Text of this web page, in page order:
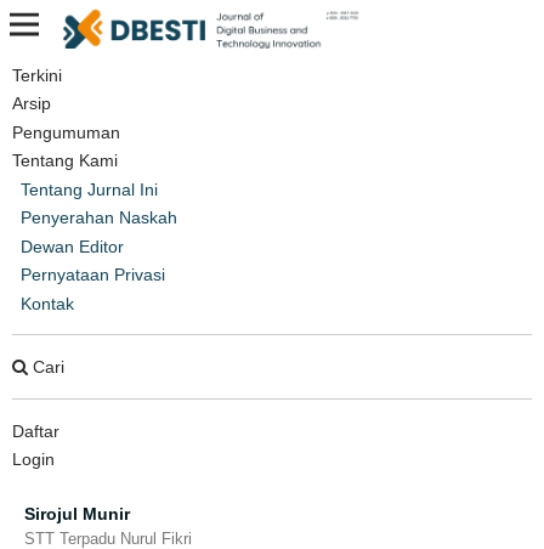
Terkini
Arsip
Pengumuman
Tentang Kami
Tentang Jurnal Ini
Penyerahan Naskah
Dewan Editor
Pernyataan Privasi
Kontak
Cari
Daftar
Login
Beranda
Perancangan Prototype Aplikasi
Mobile Ridesolve untuk
Memperbaiki Akses Transportasi
Mahasiswa Menggunakan Metode
Design Sprint
Tifanny Nabarian
Sirojul Munir
STT Terpadu Nurul Fikri